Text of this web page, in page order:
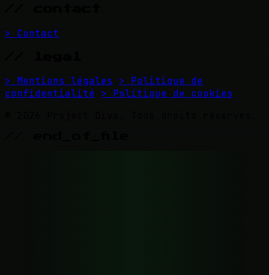
> Contact
> Mentions légales
> Politique de
confidentialité > Politique de cookies